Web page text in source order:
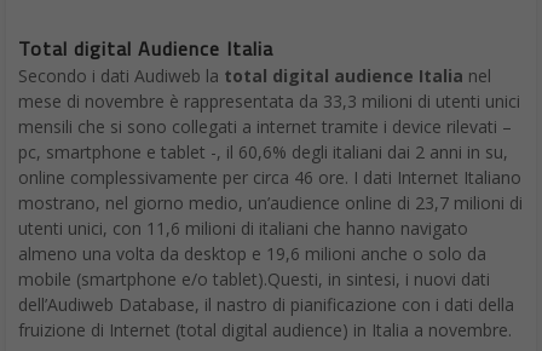
Total digital Audience Italia
Secondo i dati Audiweb la total digital audience Italia nel
mese di novembre è rappresentata da 33,3 milioni di utenti unici
mensili che si sono collegati a internet tramite i device rilevati –
pc, smartphone e tablet -, il 60,6% degli italiani dai 2 anni in su,
online complessivamente per circa 46 ore. I dati Internet Italiano
mostrano, nel giorno medio, un’audience online di 23,7 milioni di
utenti unici, con 11,6 milioni di italiani che hanno navigato
almeno una volta da desktop e 19,6 milioni anche o solo da
mobile (smartphone e/o tablet).Questi, in sintesi, i nuovi dati
dell’Audiweb Database, il nastro di pianificazione con i dati della
fruizione di Internet (total digital audience) in Italia a novembre.